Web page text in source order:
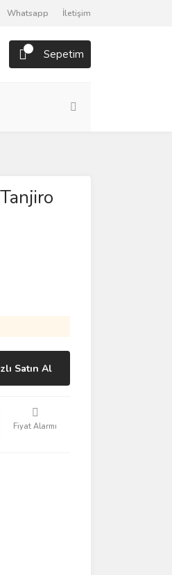
Whatsapp İletişim
Sepetim
Satın Al
Fiyat Alarmı